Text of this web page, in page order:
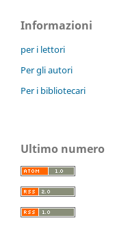
Informazioni
per i lettori
Per gli autori
Per i bibliotecari
Ultimo numero